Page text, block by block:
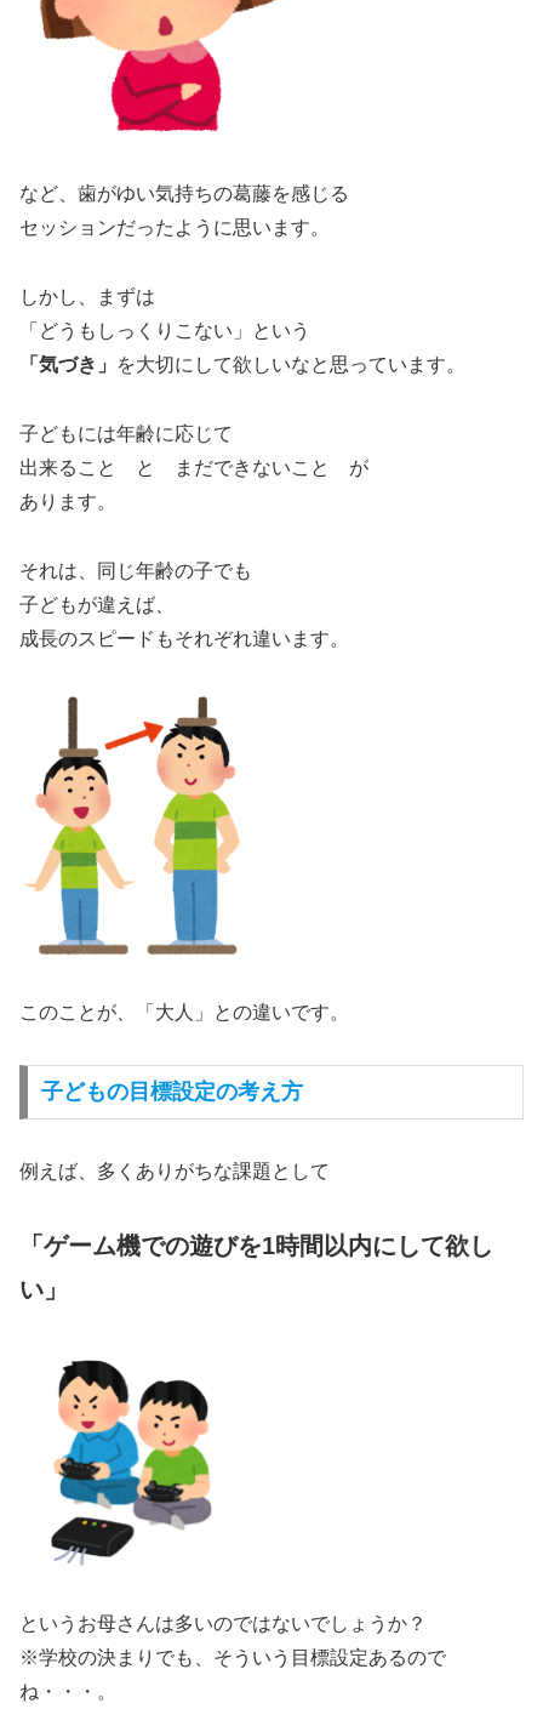
など、歯がゆい気持ちの葛藤を感じる
セッションだったように思います。
しかし、まずは
「どうもしっくりこない」という
「気づき」
を大切にして欲しいなと思っています。
子どもには年齢に応じて
出来ること と まだできないこと が
あります。
それは、同じ年齢の子でも
子どもが違えば、
成長のスピードもそれぞれ違います。
このことが、「大人」との違いです。
子どもの目標設定の考え方
例えば、多くありがちな課題として
「ゲーム機での遊びを1時間以内にして欲し
い」
というお母さんは多いのではないでしょうか？
※学校の決まりでも、そういう目標設定あるので
ね・・・。